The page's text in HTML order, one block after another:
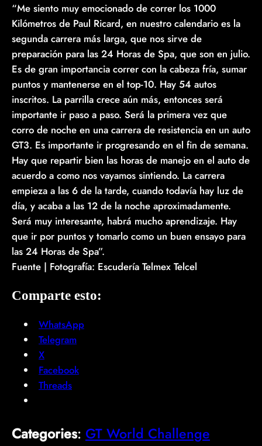
“Me siento muy emocionado de correr los 1000
Kilómetros de Paul Ricard, en nuestro calendario es la
segunda carrera más larga, que nos sirve de
preparación para las 24 Horas de Spa, que son en julio.
Es de gran importancia correr con la cabeza fría, sumar
puntos y mantenerse en el top-10. Hay 54 autos
inscritos. La parrilla crece aún más, entonces será
importante ir paso a paso. Será la primera vez que
corro de noche en una carrera de resistencia en un auto
GT3. Es importante ir progresando en el fin de semana.
Hay que repartir bien las horas de manejo en el auto de
acuerdo a como nos vayamos sintiendo. La carrera
empieza a las 6 de la tarde, cuando todavía hay luz de
día, y acaba a las 12 de la noche aproximadamente.
Será muy interesante, habrá mucho aprendizaje. Hay
que ir por puntos y tomarlo como un buen ensayo para
las 24 Horas de Spa”.
Fuente | Fotografía: Escudería Telmex Telcel
Comparte esto:
WhatsApp
Telegram
X
Facebook
Threads
Categories: GT World Challenge